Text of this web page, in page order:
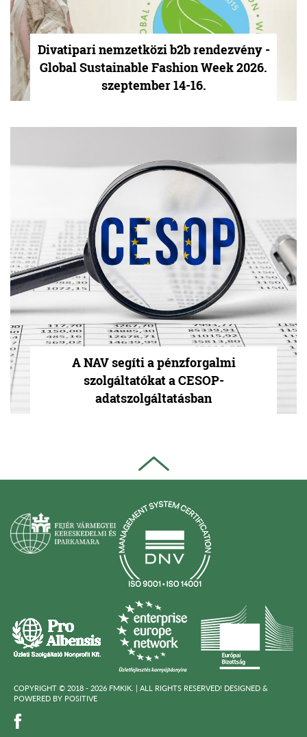
Divatipari nemzetközi b2b rendezvény -
Global Sustainable Fashion Week 2026.
szeptember 14-16.
A NAV segíti a pénzforgalmi
szolgáltatókat a CESOP-
adatszolgáltatásban
COPYRIGHT © 2018 - 2026 FMKIK. | ALL RIGHTS RESERVED! DESIGNED &
POWERED BY POSITIVE